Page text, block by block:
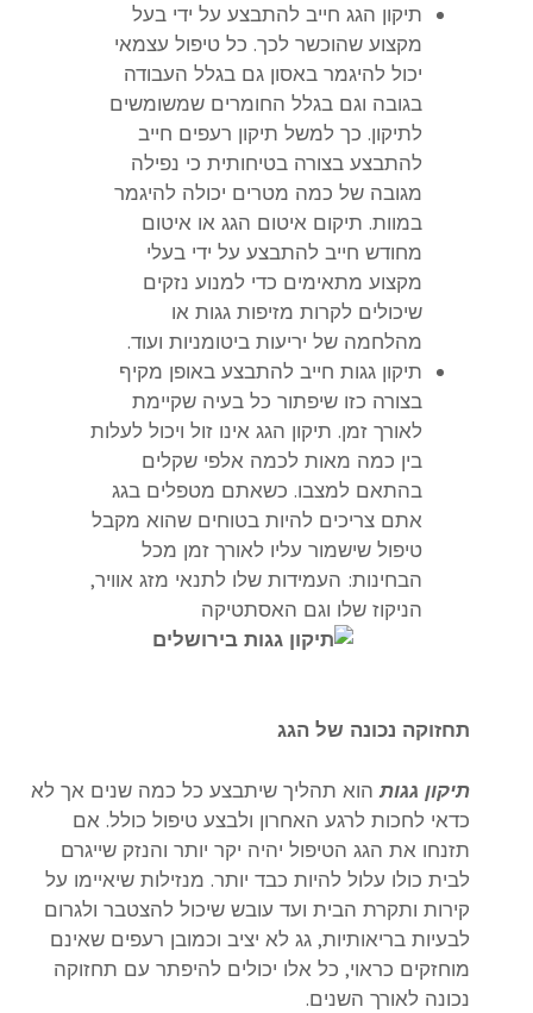
תיקון הגג חייב להתבצע על ידי בעל
מקצוע שהוכשר לכך. כל טיפול עצמאי
יכול להיגמר באסון גם בגלל העבודה
בגובה וגם בגלל החומרים שמשומשים
לתיקון. כך למשל תיקון רעפים חייב
להתבצע בצורה בטיחותית כי נפילה
מגובה של כמה מטרים יכולה להיגמר
במוות. תיקום איטום הגג או איטום
מחודש חייב להתבצע על ידי בעלי
מקצוע מתאימים כדי למנוע נזקים
שיכולים לקרות מזיפות גגות או
מהלחמה של יריעות ביטומניות ועוד.
תיקון גגות חייב להתבצע באופן מקיף
בצורה כזו שיפתור כל בעיה שקיימת
לאורך זמן. תיקון הגג אינו זול ויכול לעלות
בין כמה מאות לכמה אלפי שקלים
בהתאם למצבו. כשאתם מטפלים בגג
אתם צריכים להיות בטוחים שהוא מקבל
טיפול שישמור עליו לאורך זמן מכל
הבחינות: העמידות שלו לתנאי מזג אוויר,
הניקוז שלו וגם האסתטיקה
תחזוקה נכונה של הגג
תיקון גגותהוא תהליך שיתבצע כל כמה שנים אך לא
כדאי לחכות לרגע האחרון ולבצע טיפול כולל. אם
תזנחו את הגג הטיפול יהיה יקר יותר והנזק שייגרם
לבית כולו עלול להיות כבד יותר. מנזילות שיאיימו על
קירות ותקרת הבית ועד עובש שיכול להצטבר ולגרום
לבעיות בריאותיות, גג לא יציב וכמובן רעפים שאינם
מוחזקים כראוי, כל אלו יכולים להיפתר עם תחזוקה
נכונה לאורך השנים.